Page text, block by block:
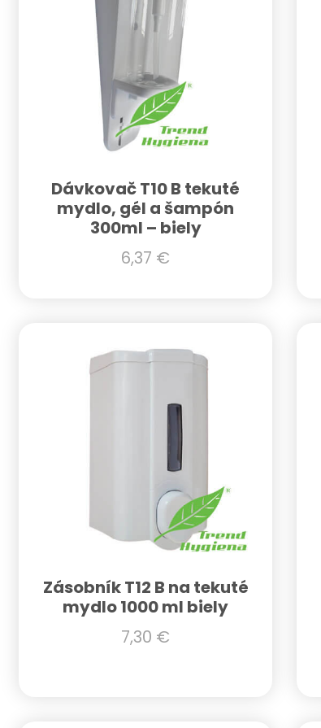
Dávkovač T10 B tekuté
mydlo, gél a šampón
300ml – biely
6,37 €
Zásobník T12 B na tekuté
mydlo 1000 ml biely
7,30 €